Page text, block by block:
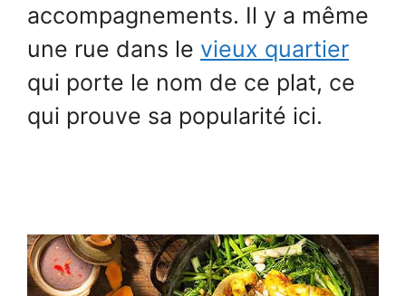
accompagnements. Il y a même
une rue dans le vieux quartier
qui porte le nom de ce plat, ce
qui prouve sa popularité ici.